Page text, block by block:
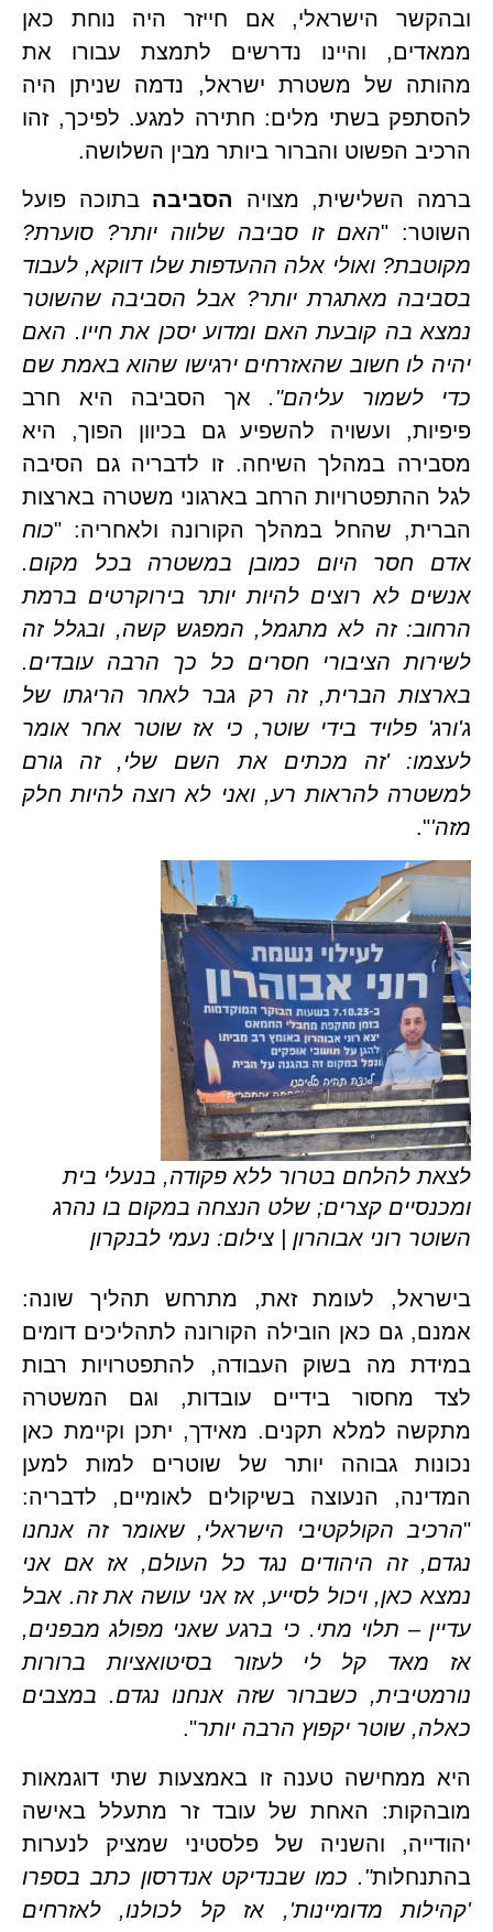
ובהקשר הישראלי, אם חייזר היה נוחת כאן
ממאדים, והיינו נדרשים לתמצת עבורו את
מהותה של משטרת ישראל, נדמה שניתן היה
להסתפק בשתי מלים: חתירה למגע. לפיכך, זהו
הפשוט והברור ביותר מבין השלושה.
השלישית, מצויה הסביבה
"
האם זו סביבה שלווה יותר? סוערת?
מקוטבת? ואולי אלה ההעדפות שלו דווקא, לעבוד
בסביבה מאתגרת יותר? אבל הסביבה שהשוטר
נמצא בה קובעת האם ומדוע יסכן את חייו. האם
יהיה לו חשוב שהאזרחים ירגישו שהוא באמת שם
לשמור עליהם".
פיפיות, ועשויה להשפיע גם בכיוון הפוך, היא
מסבירה במהלך השיחה. זו לדבריה גם הסיבה
לגל ההתפטרויות הרחב בארגוני משטרה בארצות
שהחל במהלך הקורונה ולאחריה: "
כוח
אדם חסר היום כמובן במשטרה בכל מקום.
אנשים לא רוצים להיות יותר בירוקרטים ברמת
הרחוב: זה לא מתגמל, המפגש קשה, ובגלל זה
לשירות הציבורי חסרים כל כך הרבה עובדים.
בארצות הברית, זה רק גבר לאחר הריגתו של
למשטרה להראות רע, ואני לא רוצה להיות חלק
להלחם בטרור ללא פקודה, בנעלי בית
קצרים; שלט הנצחה במקום בו נהרג
רוני אבוהרון | צילום: נעמי לבנקרון
אמנם, גם כאן הובילה הקורונה לתהליכים דומים
לצד מחסור בידיים עובדות, וגם המשטרה
מתקשה למלא תקנים. מאידך, יתכן וקיימת כאן
המדינה, הנעוצה בשיקולים לאומיים, לדבריה:
הרכיב הקולקטיבי הישראלי, שאומר זה אנחנו
נגדם, זה היהודים נגד כל העולם, אז אם אני
נמצא כאן, ויכול לסייע, אז אני עושה את זה. אבל
עדיין – תלוי מתי. כי ברגע שאני מפולג מבפנים,
אז מאד קל לי לעזור בסיטואציות ברורות
נורמטיבית, כשברור שזה אנחנו נגדם. במצבים
שוטר יקפוץ הרבה יותר".
היא ממחישה טענה זו באמצעות שתי דוגמאות
מובהקות: האחת של עובד זר מתעלל באישה
יהודייה, והשניה של פלסטיני שמציק לנערות
". כמו שבנדיקט אנדרסון כתב בספרו
'קהילות מדומיינות', אז קל לכולנו, לאזרחים